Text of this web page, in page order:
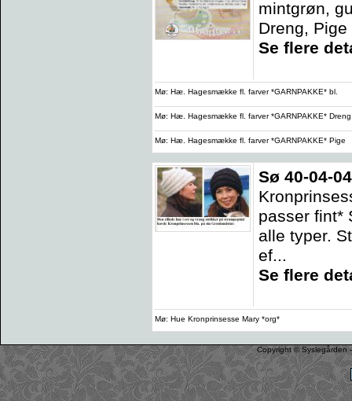
mintgrøn,
Dreng,
Se flere
Mø: Hæ. Hagesmække fl. farver *GARNPAKKE* bl.
Mø: Hæ. Hagesmække fl. farver *GARNPAKKE* Dreng
Mø: Hæ. Hagesmække fl. farver *GARNPAKKE* Pige
Sø 40-04-
passer fint*
alle typer.
ef...
Se flere
Mø: Hue Kronprinsesse Mary *org*
Copyright © Syslegården